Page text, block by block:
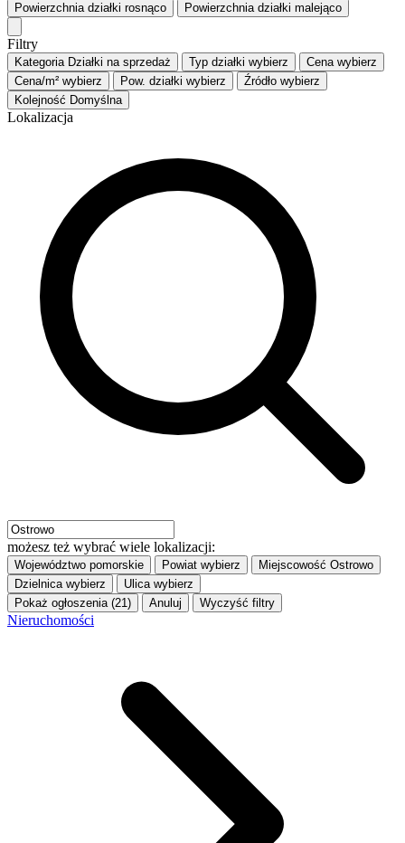
Powierzchnia działki rosnąco Powierzchnia działki malejąco
Filtry
Kategoria Działki na sprzedaż Typ działki wybierz Cena wybierz
Cena/m² wybierz Pow. działki wybierz Źródło wybierz
Kolejność Domyślna
Lokalizacja
możesz też wybrać wiele lokalizacji:
Województwo pomorskie Powiat wybierz Miejscowość Ostrowo
Dzielnica wybierz Ulica wybierz
Pokaż ogłoszenia (21)
Anuluj Wyczyść filtry
Nieruchomości